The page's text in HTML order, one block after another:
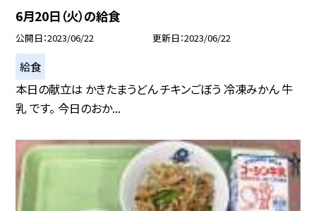
6月20日（火）の給食
公開日 2023/06/22 更新日 2023/06/22
給食
本日の献立は かきたまうどん チキンごぼう 冷凍みかん 牛
乳 です。 今日のおか...